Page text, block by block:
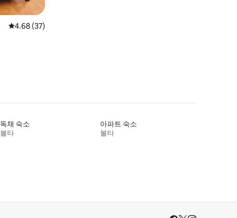
평점 4.68점(5점 만점), 후기 37개
4.68 (37)
독채 숙소
볼타
아파트 숙소
볼타